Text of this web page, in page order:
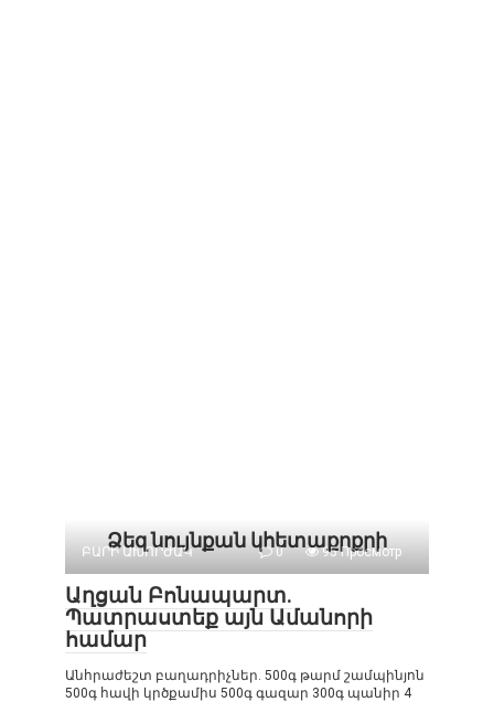
Ձեզ նույնքան կհետաքրքրի
ԲԱՐԻ ԱԽՈՐԺԱԿ 0 95 Просмотр
Աղցան Բոնապարտ.
Պատրաստեք այն Ամանորի
համար
Անհրաժեշտ բաղադրիչներ. 500գ թարմ շամպինյոն
500գ հավի կրծքամիս 500գ գազար 300գ պանիր 4